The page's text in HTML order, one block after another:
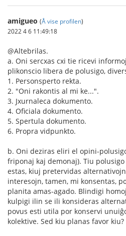
amigueo (Å vise profilen)
2022 4 6 11:49:18
@Altebrilas.
a. Oni sercxas cxi tie ricevi
plikonscio libera de polusigo,
1. Personsperto rekta.
2. "Oni rakontis al mi ke...".
3. Jxurnaleca dokumento.
4. Oficiala dokumento.
5. Spertula dokumento.
6. Propra vidpunkto.
b. Oni deziras eliri el opini-
friponaj kaj demonaj). Tiu
estas, kiuj pretervidas
interesojn, tamen, mi konsentas,
planita amas-agado. Blindigi
kulpigi ilin se ili konsideras
povus esti utila por konservi
kolektive. Sed kiu planas favor kiu?